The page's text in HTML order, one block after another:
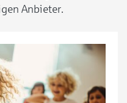
Anbieter.